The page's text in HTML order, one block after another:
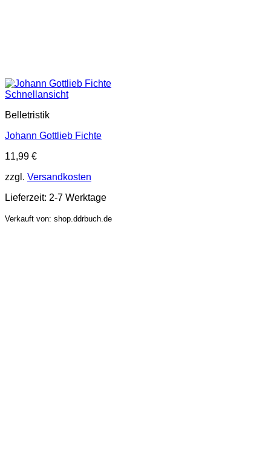
Schnellansicht
Belletristik
Johann Gottlieb Fichte
11,99 €
zzgl. Versandkosten
Lieferzeit: 2-7 Werktage
Verkauft von: shop.ddrbuch.de